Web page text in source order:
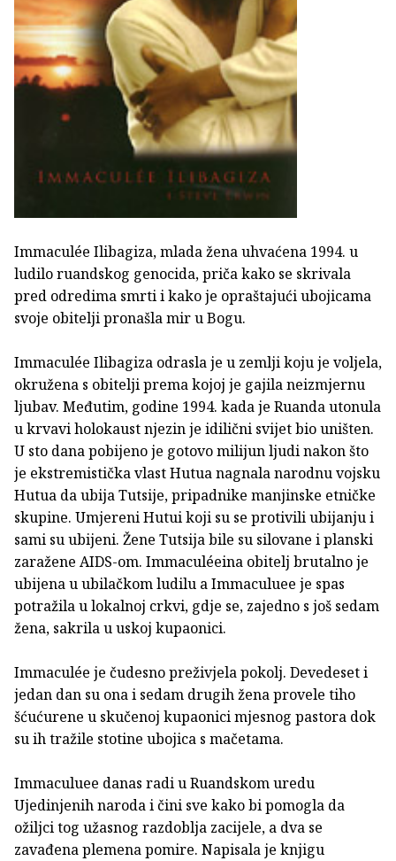
Immaculée Ilibagiza, mlada žena uhvaćena 1994. u
ludilo ruandskog genocida, priča kako se skrivala
pred odredima smrti i kako je opraštajući ubojicama
svoje obitelji pronašla mir u Bogu.
Immaculée Ilibagiza odrasla je u zemlji koju je voljela,
okružena s obitelji prema kojoj je gajila neizmjernu
ljubav. Međutim, godine 1994. kada je Ruanda utonula
u krvavi holokaust njezin je idilični svijet bio uništen.
U sto dana pobijeno je gotovo milijun ljudi nakon što
je ekstremistička vlast Hutua nagnala narodnu vojsku
Hutua da ubija Tutsije, pripadnike manjinske etničke
skupine. Umjereni Hutui koji su se protivili ubijanju i
sami su ubijeni. Žene Tutsija bile su silovane i planski
zaražene AIDS-om. Immaculéeina obitelj brutalno je
ubijena u ubilačkom ludilu a Immaculuee je spas
potražila u lokalnoj crkvi, gdje se, zajedno s još sedam
žena, sakrila u uskoj kupaonici.
Immaculée je čudesno preživjela pokolj. Devedeset i
jedan dan su ona i sedam drugih žena provele tiho
šćućurene u skučenoj kupaonici mjesnog pastora dok
su ih tražile stotine ubojica s mačetama.
Immaculuee danas radi u Ruandskom uredu
Ujedinjenih naroda i čini sve kako bi pomogla da
ožiljci tog užasnog razdoblja zacijele, a dva se
zavađena plemena pomire. Napisala je knjigu